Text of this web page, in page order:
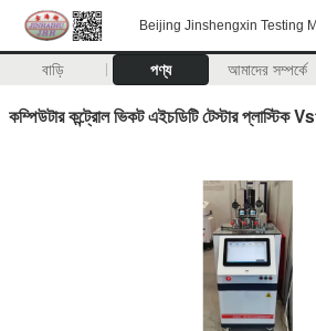
Beijing Jinshengxin Testing
বাড়ি পণ্য আমাদের সম্পর্কে
কম্পিউটার কন্ট্রোল ভিকট এইচডিটি টেস্টার প্লাস্টিক